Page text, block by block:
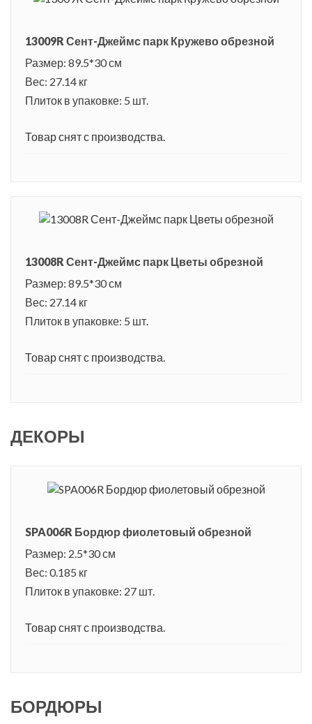
Недалеко от него находится Министерство иностранных дел
парк в самом сердце Британской столицы с огромными
вековыми деревьями, водоемами и множеством красивых
птиц и белок. По приказу короля Генриха VIII в этой
местности был построен дворец Сент-Джеймс, и вокруг него
старались сделать подобием Версальских садов. В начале
романтическое место. В современном парке очень уютно и
красиво, повсюду изумрудные газоны, клумбы с
кустарники, причудливые фонтанчики и резные беседки для
отдыха.
13009R Сент-Джеймс парк Кружево обрезной
Размер: 89.5*30 см
Вес: 27.14 кг
Плиток в упаковке: 5 шт.
Товар снят с производства.
13008R Сент-Джеймс парк Цветы обрезной
Размер: 89.5*30 см
Вес: 27.14 кг
Плиток в упаковке: 5 шт.
Товар снят с производства.
ДЕКОРЫ
SPA006R Бордюр фиолетовый обрезной
Размер: 2.5*30 см
Вес: 0.185 кг
Плиток в упаковке: 27 шт.
Товар снят с производства.
БОРДЮРЫ